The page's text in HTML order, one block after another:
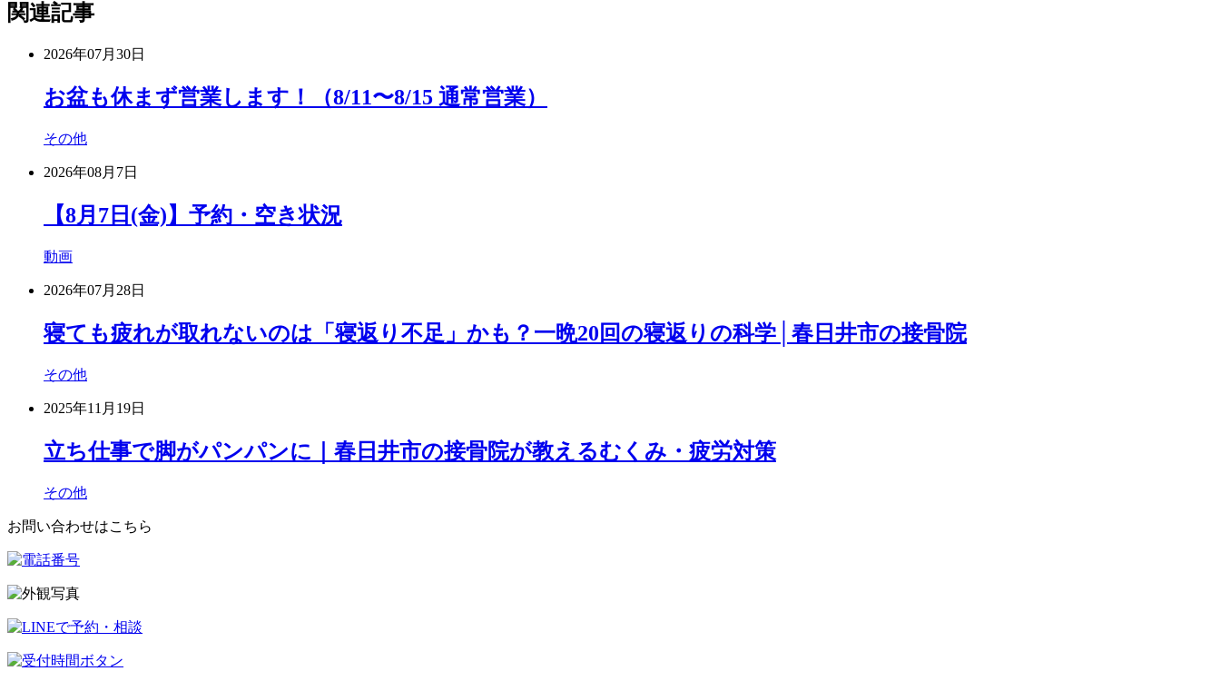
関連記事
2026年07月30日
お盆も休まず営業します！（8/11〜8/15 通常営業）
その他
2026年08月7日
【8月7日(金)】予約・空き状況
動画
2026年07月28日
寝ても疲れが取れないのは「寝返り不足」かも？一晩20回の寝返りの科学│春日井市の接骨院
その他
2025年11月19日
立ち仕事で脚がパンパンに｜春日井市の接骨院が教えるむくみ・疲労対策
その他
お問い合わせはこちら